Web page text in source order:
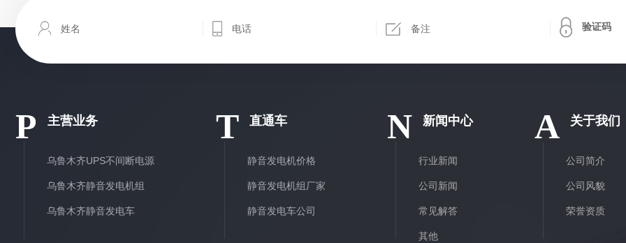
P 主营业务
乌鲁木齐UPS不间断电源
乌鲁木齐静音发电机组
乌鲁木齐静音发电车
T 直通车
静音发电机价格
静音发电机组厂家
静音发电车公司
N 新闻中心
行业新闻
公司新闻
常见解答
其他
A 关于我们
公司简介
公司风貌
荣誉资质